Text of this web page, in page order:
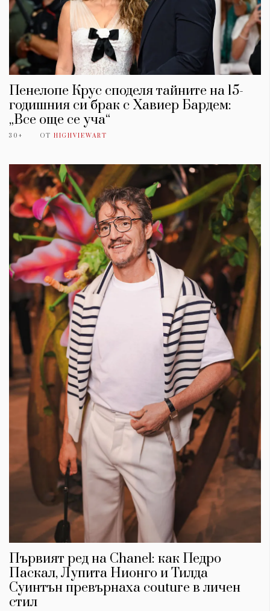
Пенелопе Крус споделя тайните на 15-
годишния си брак с Хавиер Бардем:
„Все още се уча“
30+ ОТ HIGHVIEWART
Първият ред на Chanel: как Педро
Паскал, Лупита Нионго и Тилда
Суинтън превърнаха couture в личен
стил